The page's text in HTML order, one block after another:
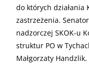
do których działania
zastrzeżenia.
nadzorczej SKOK-u
struktur PO w
Małgorzaty